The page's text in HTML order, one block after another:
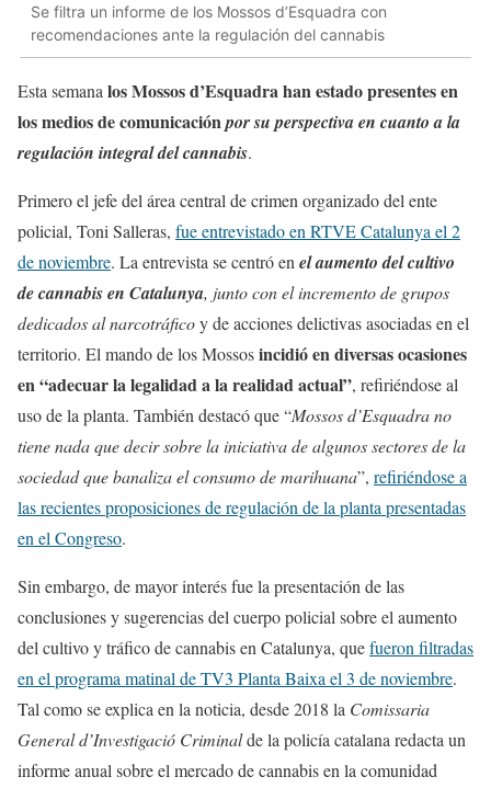
Se filtra un informe de los Mossos d’Esquadra con
recomendaciones ante la regulación del cannabis
Esta semana los Mossos d’Esquadra han estado presentes en
los medios de comunicaciónpor su perspectiva en cuanto a la
regulación integral del cannabis.
Primero el jefe del área central de crimen organizado del ente
policial, Toni Salleras, fue entrevistado en RTVE Catalunya el 2
de noviembre. La entrevista se centró en el aumento del cultivo
de cannabis en Catalunya, junto con el incremento de grupos
dedicados al narcotráficoy de acciones delictivas asociadas en el
territorio. El mando de los Mossosincidió en diversas ocasiones
en “adecuar la legalidad a la realidad actual”, refiriéndose al
uso de la planta. También destacó que “Mossos d’Esquadra no
tiene nada que decir sobre la iniciativa de algunos sectores de la
sociedad que banaliza el consumo de marihuana”, refiriéndose a
las recientes proposiciones de regulación de la planta presentadas
en el Congreso.
Sin embargo, de mayor interés fue la presentación de las
conclusiones y sugerencias del cuerpo policial sobre el aumento
del cultivo y tráfico de cannabis en Catalunya, quefueron filtradas
en el programa matinal de TV3 Planta Baixa el 3 de noviembre.
Tal como se explica en la noticia, desde 2018 la Comissaria
General d’Investigació Criminalde la policía catalana redacta un
informe anual sobre el mercado de cannabis en la comunidad